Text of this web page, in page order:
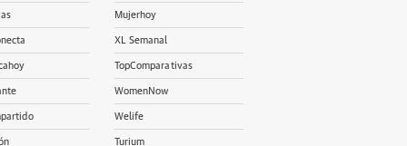
Mujerhoy
XL Semanal
TopComparativas
WomenNow
Welife
Turium